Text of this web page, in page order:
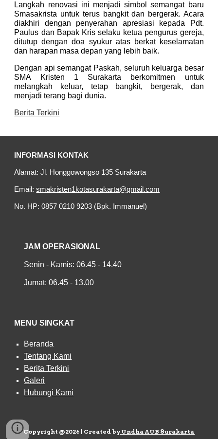
Langkah renovasi ini menjadi simbol semangat baru
Smasakrista untuk terus bangkit dan bergerak. Acara
diakhiri dengan penyerahan apresiasi kepada Pdt.
Paulus dan Bapak Kris selaku ketua pengurus gereja,
ditutup dengan doa syukur atas berkat keselamatan
dan harapan masa depan yang lebih baik.
Dengan api semangat Paskah, seluruh keluarga besar
SMA Kristen 1 Surakarta berkomitmen untuk
melangkah keluar, tetap bangkit, bergerak, dan
menjadi terang bagi dunia.
Berita Terkini
INFORMASI KONTAK
Alamat: Jl. Honggowongso 135 Surakarta
Email:smakristen1kotasurakarta@gmail.com
No. HP: 0857 0210 9203 (Bpk. Immanuel)
JAM OPERASIONAL
Senin - Kamis: 06.45 - 14.40
Jumat: 06.45 - 13.00
MENU SINGKAT
Beranda
Tentang Kami
Berita Terkini
Galeri
Hubungi Kami
Copyright @2026 | Created byUndha AUB Surakarta